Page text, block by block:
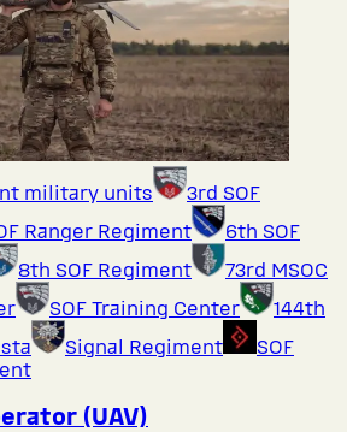
military units
3rd SOF
Ranger Regiment
6th SOF
8th SOF Regiment
73rd MSOC
SOF Training Center
144th
Signal Regiment
SOF
(UAV)